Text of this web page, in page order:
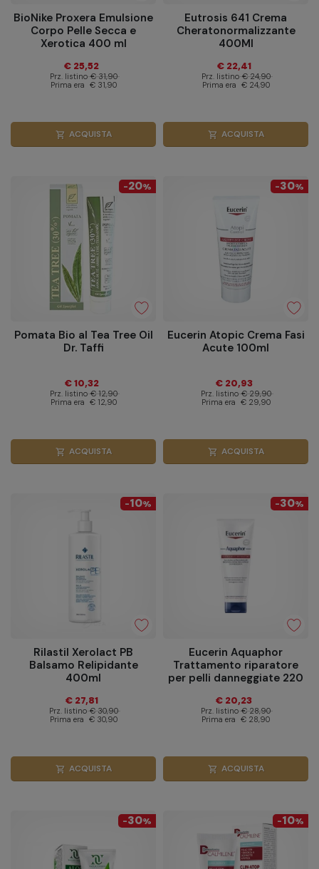
BioNike Proxera Emulsione
Corpo Pelle Secca e
Xerotica 400 ml
€ 25,52
Prz. listino € 31,90
Prima era € 31,90
shopping_cart ACQUISTA
Eutrosis 641 Crema
Cheratonormalizzante
400Ml
€ 22,41
Prz. listino € 24,90
Prima era € 24,90
shopping_cart ACQUISTA
-20%
Pomata Bio al Tea Tree Oil
Dr. Taffi
€ 10,32
Prz. listino € 12,90
Prima era € 12,90
shopping_cart ACQUISTA
-30%
Eucerin Atopic Crema Fasi
Acute 100ml
€ 20,93
Prz. listino € 29,90
Prima era € 29,90
shopping_cart ACQUISTA
-10%
Rilastil Xerolact PB
Balsamo Relipidante
400ml
€ 27,81
Prz. listino € 30,90
Prima era € 30,90
shopping_cart ACQUISTA
-30%
Eucerin Aquaphor
Trattamento riparatore
per pelli danneggiate 220
€ 20,23
Prz. listino € 28,90
Prima era € 28,90
shopping_cart ACQUISTA
-30% -10%